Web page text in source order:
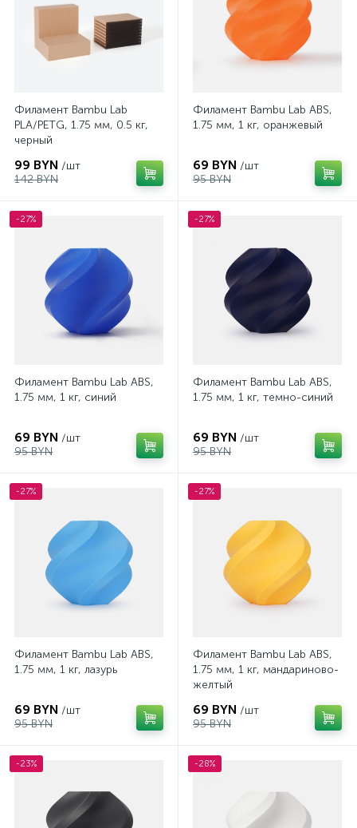
Филамент Bambu Lab
PLA/PETG, 1.75 мм, 0.5 кг,
черный
99 BYN /шт
142 BYN
Филамент Bambu Lab ABS,
1.75 мм, 1 кг, оранжевый
69 BYN /шт
95 BYN
-27%
Филамент Bambu Lab ABS,
1.75 мм, 1 кг, синий
69 BYN /шт
95 BYN
-27%
Филамент Bambu Lab ABS,
1.75 мм, 1 кг, темно-синий
69 BYN /шт
95 BYN
-27%
Филамент Bambu Lab ABS,
1.75 мм, 1 кг, лазурь
69 BYN /шт
95 BYN
-27%
Филамент Bambu Lab ABS,
1.75 мм, 1 кг, мандариново-
желтый
69 BYN /шт
95 BYN
-23% -28%